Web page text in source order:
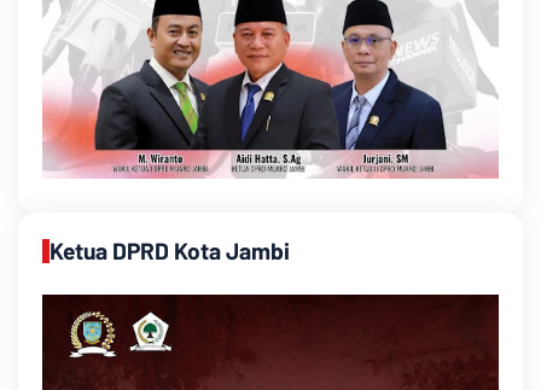
Ketua DPRD Kota Jambi